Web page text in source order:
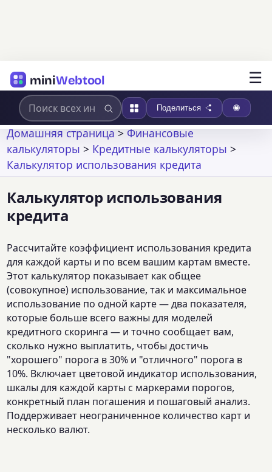
miniWebtool ☰
Поделиться
Домашняя страница>Финансовые
калькуляторы > Кредитные калькуляторы >
Калькулятор использования кредита
Калькулятор использования
кредита
Рассчитайте коэффициент использования кредита
для каждой карты и по всем вашим картам вместе.
Этот калькулятор показывает как общее
(совокупное) использование, так и максимальное
использование по одной карте — два показателя,
которые больше всего важны для моделей
кредитного скоринга — и точно сообщает вам,
сколько нужно выплатить, чтобы достичь
"хорошего" порога в 30% и "отличного" порога в
10%. Включает цветовой индикатор использования,
шкалы для каждой карты с маркерами порогов,
конкретный план погашения и пошаговый анализ.
Поддерживает неограниченное количество карт и
несколько валют.